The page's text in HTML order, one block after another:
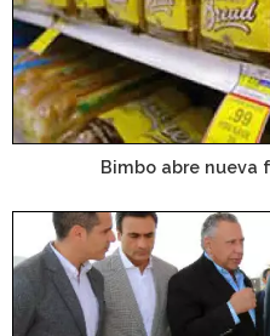
Bimbo abre nueva